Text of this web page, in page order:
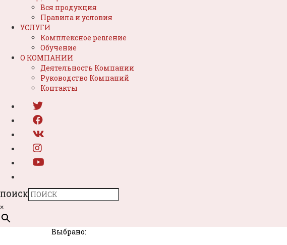
Вся продукция
Правила и условия
УСЛУГИ
Комплексное решение
Обучение
О КОМПАНИИ
Деятельность Компании
Руководство Компаний
Контакты
ПОИСК
×
Выбрано: